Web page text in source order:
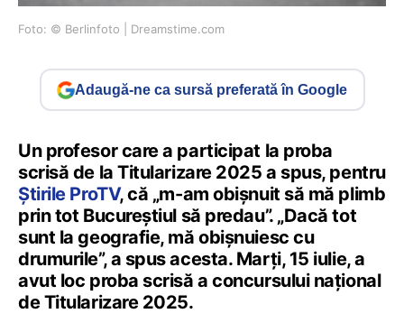
Foto: © Berlinfoto | Dreamstime.com
Adaugă-ne ca sursă preferată în Google
Un profesor care a participat la proba
scrisă de la Titularizare 2025 a spus, pentru
Știrile ProTV, că „m-am obișnuit să mă plimb
prin tot Bucureștiul să predau”. „Dacă tot
sunt la geografie, mă obișnuiesc cu
drumurile”, a spus acesta. Marți, 15 iulie, a
avut loc proba scrisă a concursului național
de Titularizare 2025.